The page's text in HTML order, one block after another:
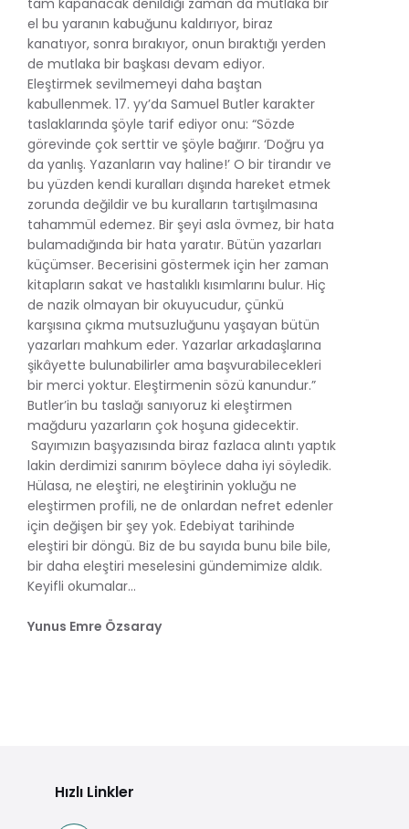
el bu yaranın kabuğunu kaldırıyor, biraz
kanatıyor, sonra bırakıyor, onun bıraktığı yerden
de mutlaka bir başkası devam ediyor.
Eleştirmek sevilmemeyi daha baştan
kabullenmek. 17. yy’da Samuel Butler karakter
taslaklarında şöyle tarif ediyor onu: “Sözde
görevinde çok serttir ve şöyle bağırır. ‘Doğru ya
da yanlış. Yazanların vay haline!’ O bir tirandır ve
bu yüzden kendi kuralları dışında hareket etmek
zorunda değildir ve bu kuralların tartışılmasına
tahammül edemez. Bir şeyi asla övmez, bir hata
bulamadığında bir hata yaratır. Bütün yazarları
küçümser. Becerisini göstermek için her zaman
kitapların sakat ve hastalıklı kısımlarını bulur. Hiç
de nazik olmayan bir okuyucudur, çünkü
karşısına çıkma mutsuzluğunu yaşayan bütün
yazarları mahkum eder. Yazarlar arkadaşlarına
şikâyette bulunabilirler ama başvurabilecekleri
bir merci yoktur. Eleştirmenin sözü kanundur.”
Butler’in bu taslağı sanıyoruz ki eleştirmen
mağduru yazarların çok hoşuna gidecektir.
Sayımızın başyazısında biraz fazlaca alıntı yaptık
lakin derdimizi sanırım böylece daha iyi söyledik.
Hülasa, ne eleştiri, ne eleştirinin yokluğu ne
eleştirmen profili, ne de onlardan nefret edenler
için değişen bir şey yok. Edebiyat tarihinde
eleştiri bir döngü. Biz de bu sayıda bunu bile bile,
bir daha eleştiri meselesini gündemimize aldık.
Keyifli okumalar...
Yunus Emre Özsaray
Hızlı Linkler